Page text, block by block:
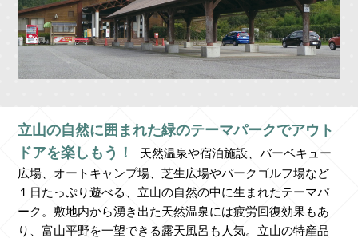
立山の自然に囲まれた緑のテーマパークでアウト
ドアを楽しもう！
天然温泉や宿泊施設、バーベキュー
広場、オートキャンプ場、芝生広場やパークゴルフ場など
１日たっぷり遊べる、立山の自然の中に生まれたテーマパ
ーク。敷地内から湧き出た天然温泉には疲労回復効果もあ
り、富山平野を一望できる露天風呂も人気。立山の特産品